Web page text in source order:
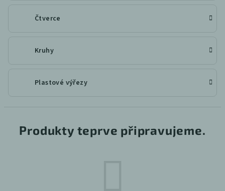
Čtverce
Kruhy
Plastové výřezy
Produkty teprve připravujeme.